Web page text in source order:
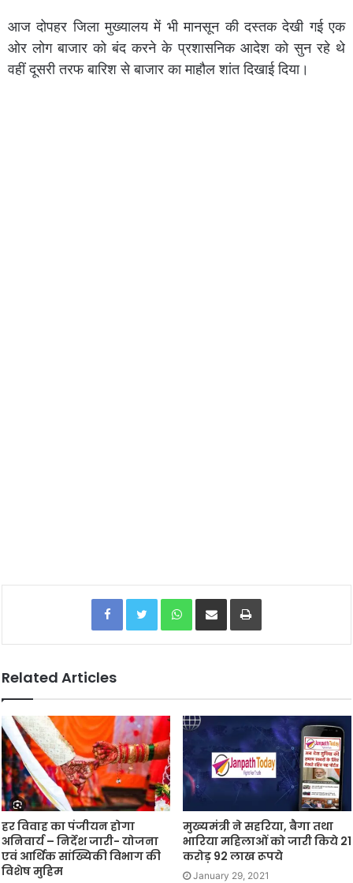
आज दोपहर जिला मुख्यालय में भी मानसून की दस्तक देखी गई एक
ओर लोग बाजार को बंद करने के प्रशासनिक आदेश को सुन रहे थे
वहीं दूसरी तरफ बारिश से बाजार का माहौल शांत दिखाई दिया।
Facebook Twitter WhatsApp
Related Articles
हर विवाह का पंजीयन होगा
अनिवार्य – निर्देश जारी- योजना
एवं आर्थिक सांख्यिकी विभाग की
विशेष मुहिम
मुख्यमंत्री ने सहरिया, बैगा तथा
भारिया महिलाओं को जारी किये 21
करोड़ 92 लाख रूपये
January 29, 2021